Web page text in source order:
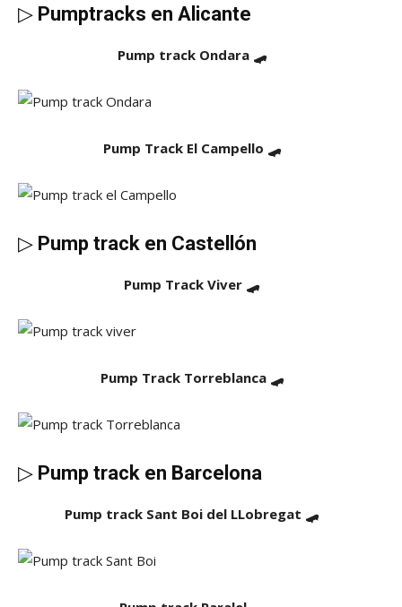
▷ Pumptracks en Alicante
Pump track Ondara 🛹
Pump Track El Campello 🛹
▷ Pump track en Castellón
Pump Track Viver 🛹
Pump Track Torreblanca 🛹
▷ Pump track en Barcelona
Pump track Sant Boi del LLobregat 🛹